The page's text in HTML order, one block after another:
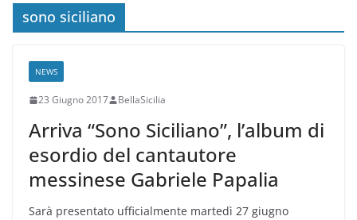
sono siciliano
NEWS
23 Giugno 2017 BellaSicilia
Arriva “Sono Siciliano”, l’album di
esordio del cantautore
messinese Gabriele Papalia
Sarà presentato ufficialmente martedì 27 giugno